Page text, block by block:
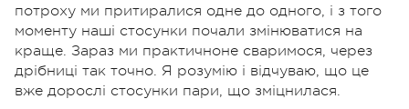
потроху ми притиралися одне до одного, і з того
моменту наші стосунки почали змінюватися на
краще. Зараз ми практичноне сваримося, через
дрібниці так точно. Я розумію і відчуваю, що це
вже дорослі стосунки пари, що зміцнилася.